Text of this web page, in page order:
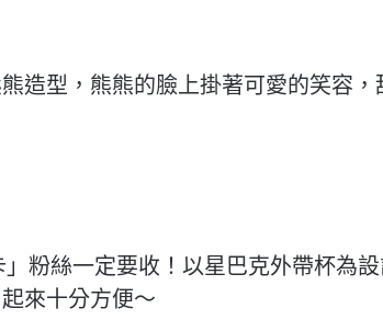
造型，熊熊的臉上掛著可愛的笑容，
粉絲一定要收！以星巴克外帶杯為設
來十分方便～